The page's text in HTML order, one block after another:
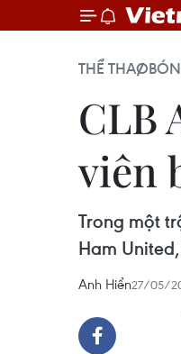
THỂ THAO
CLB
viên
Trong một
Ham
Anh Hiển27/05/